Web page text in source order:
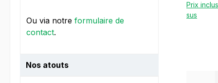
Ou via notre formulaire de
contact.
Nos atouts
Prix
sus